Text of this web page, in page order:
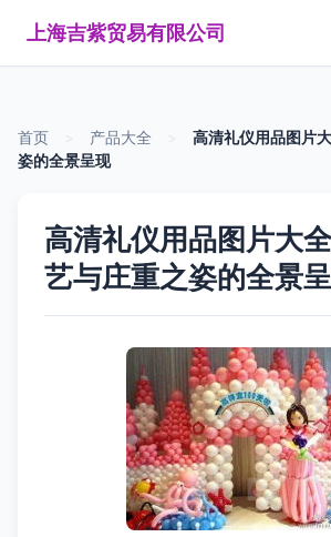
上海吉紫贸易有限公司
首页 产品大全
高清礼仪用品图片
姿的全景呈现
高清礼仪用品图片大
艺与庄重之姿的全景